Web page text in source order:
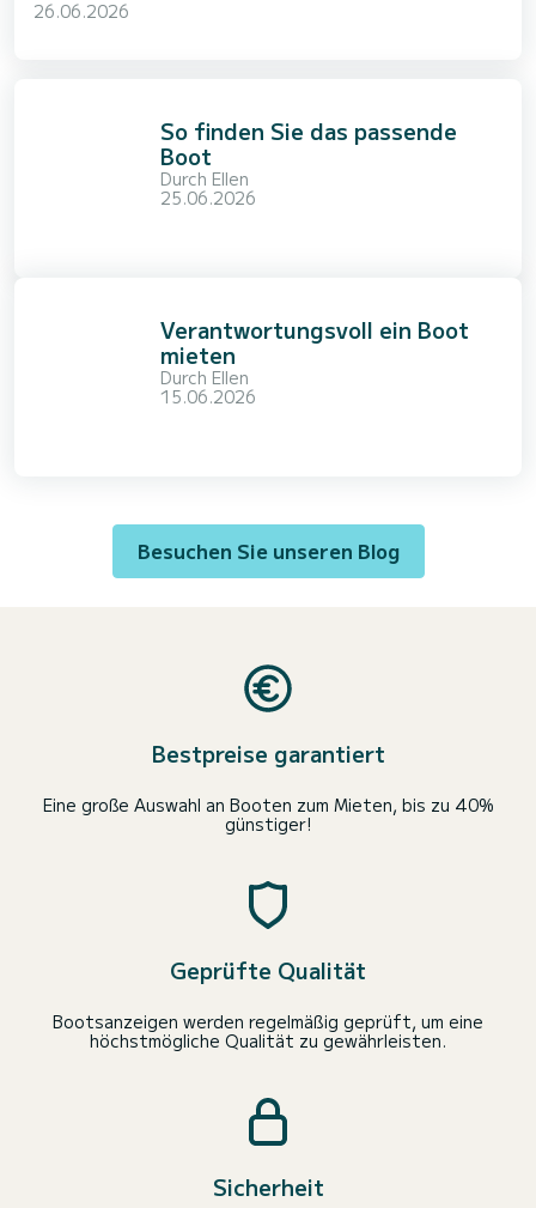
26.06.2026
So finden Sie das passende
Boot
Durch Ellen
25.06.2026
Verantwortungsvoll ein Boot
mieten
Durch Ellen
15.06.2026
Besuchen Sie unseren Blog
Bestpreise garantiert
Eine große Auswahl an Booten zum Mieten, bis zu 40%
günstiger!
Geprüfte Qualität
Bootsanzeigen werden regelmäßig geprüft, um eine
höchstmögliche Qualität zu gewährleisten.
Sicherheit